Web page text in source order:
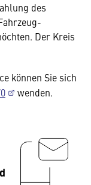
des
Der Kreis
können Sie sich
wenden.